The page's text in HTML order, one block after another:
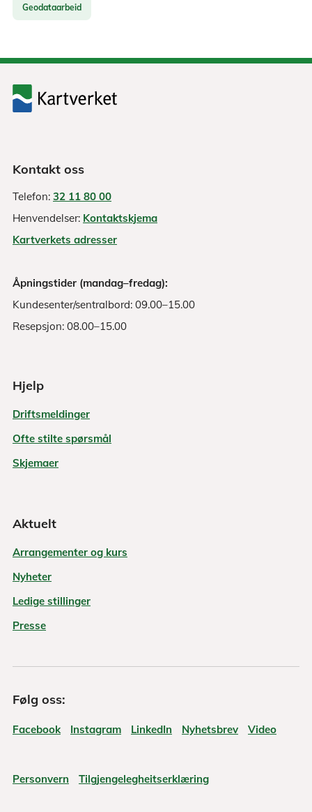
Geodataarbeid
Kontakt oss
Telefon: 32 11 80 00
Henvendelser: Kontaktskjema
Kartverkets adresser
Åpningstider (mandag–fredag):
Kundesenter/sentralbord: 09.00–15.00
Resepsjon: 08.00–15.00
Hjelp
Driftsmeldinger
Ofte stilte spørsmål
Skjemaer
Aktuelt
Arrangementer og kurs
Nyheter
Ledige stillinger
Presse
Følg oss:
Facebook Instagram LinkedIn Nyhetsbrev Video
Personvern Tilgjengelegheitserklæring